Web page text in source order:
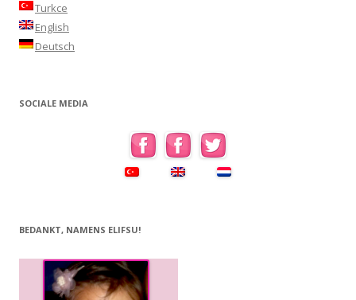
Turkce
English
Deutsch
SOCIALE MEDIA
BEDANKT, NAMENS ELIFSU!